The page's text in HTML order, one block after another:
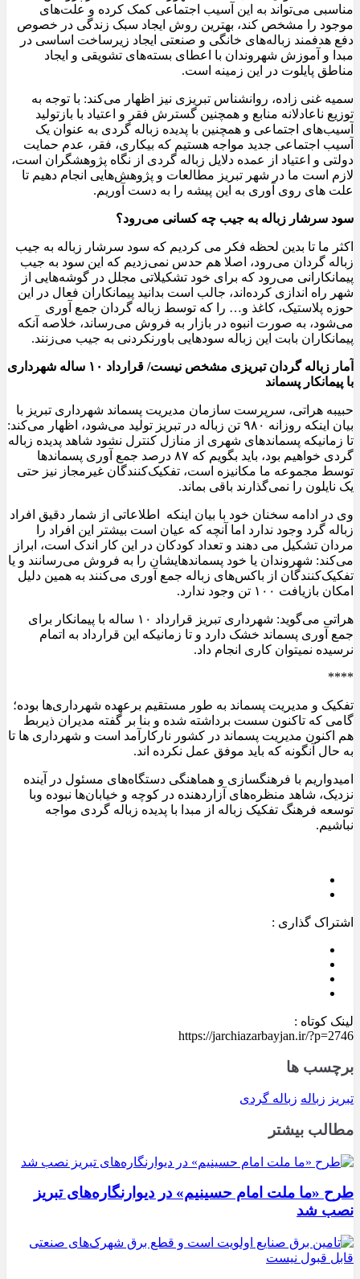
مناسبی می‌تواند به این آسیب اجتماعی کمک کرده و علت‌های
موجود را مشخص کند، بهترین روش ایجاد سبک زندگی در خصوص
دفع هدفمند زباله‌های خانگی و صنعتی ایجاد زیرساخت اساسی در
مبدا و آموزش شهروندان با اعطای بسته‌های تشویقی و ایجاد
مناطق پایلوت در این زمینه است.
سمیه غنی زاده، روانشناس تبریزی نیز اظهار می‌کند: با توجه به
توزیع ناعادلانه منابع و همچنین گسترش فقر و اعتیاد با بازتولید
آسیب‌های اجتماعی و همچنین با پدیده زباله گردی به عنوان یک
آسیب اجتماعی جدید مواجه هستیم که بیکاری، فقر، عدم حمایت
دولتی و اعتیاد از عمده دلایل زباله گردی از نگاه پژوهشگران است،
لازم است ما در شهر تبریز مطالعات و پژوهش‌هایی انجام دهیم تا
علت های روی آوری به این پیشه را به دست آوریم.
سود سرشار زباله به جیب چه کسانی می‌رود؟
اکثر ما تا بدین لحظه فکر می کردیم که سود سرشار زباله به جیب
زباله گردان می‌رود، اصلا هم حدس نمی‌زدیم که این سود به جیب
پیمانکارانی می‌رود که برای خود تشکیلاتی مجلل در گوشه‌هایی از
شهر راه اندازی کرده‌اند، جالب است بدانید پیمانکاران فعال در این
حوزه پلاستیک، کاغذ و… را که توسط زباله گردان جمع آوری
می‌شود، به صورت انبوه در بازار به فروش می‌رساند، خلاصه آنکه
پیمانکاران بابت این زباله سود‌هایی باورنکردنی به جیب می‌زنند.
آمار زباله گردان تبریزی مشخص نیست/ قرارداد ۱۰ ساله شهرداری
با پیمانکار پسماند
حبیبه هراتی، سرپرست سازمان مدیریت پسماند شهرداری تبریز با
بیان اینکه روزانه ۹۸۰ تن زباله در تبریز تولید می‌شود، اظهار می‌کند:
تا زمانیکه پسماندهای شهری از منازل کنترل نشود شاهد پدیده زباله
گردی خواهیم بود، باید بگویم که ۸۷ درصد جمع آوری پسماندها
توسط مجموعه ما مکانیزه است، تفکیک‌کنندگان غیرمجاز نیز حتی
یک نایلون را نمی‌گذارند باقی بماند.
وی در ادامه سخنان خود با بیان اینکه اطلاعاتی از شمار دقیق افراد
زباله گرد وجود ندارد اما آنچه که عیان است بیشتر این افراد را
مردان تشکیل می دهند و تعداد کودکان در این کار اندک است، ابراز
می‌کند: شهروندان یا خود پسماندهایشان را به فروش می‌رسانند و یا
تفکیک‌کنندگان از باکس‌های زباله جمع آوری می‌کنند به همین دلیل
امکان بازیافت ۱۰۰ تن وجود ندارد.
هراتی می‌گوید: شهرداری تبریز قرارداد ۱۰ ساله با پیمانکار برای
جمع آوری پسماند خشک دارد و تا زمانیکه این قرارداد به اتمام
نرسیده نمیتوان کاری انجام داد.
****
تفکیک و مدیریت پسماند به طور مستقیم برعهده شهرداری‌ها بوده؛
گامی که تاکنون سست برداشته شده و بنا بر گفته مدیران ذیربط
هم اکنون مدیریت پسماند در کشور نارکارآمد است و شهرداری ها تا
به حال آنگونه که باید موفق عمل نکرده اند.
امیدواریم با فرهنگسازی و هماهنگی دستگاه‌های مسئول در آینده
نزدیک، شاهد منظره‌های آزاردهنده در کوچه و خیابان‌ها نبوده وبا
توسعه فرهنگ تفکیک زباله از مبدا با پدیده زباله گردی مواجه
نباشیم.
اشتراک گذاری :
لینک کوتاه :
https://jarchiazarbayjan.ir/?p=2746
برچسب ها
تبریز زباله زباله گردی
مطالب بیشتر
طرح «ما ملت امام حسینیم» در دیوارنگاره‌های تبریز
نصب شد